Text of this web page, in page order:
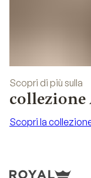
Scopri di più sulla
collezione
Scopri la